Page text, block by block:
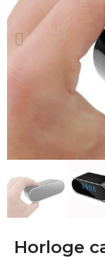
Horloge